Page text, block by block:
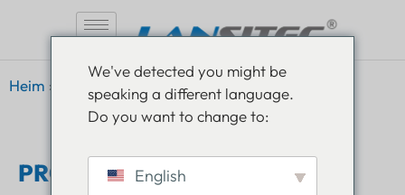
springen
Heim »
PRODUKTGARANTIE
We've detected you might be
speaking a different language.
Do you want to change to:
English